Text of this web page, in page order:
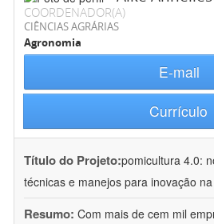
COORDENADOR(A)
CIÊNCIAS AGRÁRIAS
Agronomia
E-mail
Currículo
Título do Projeto:pomicultura 4.0:
técnicas e manejos para inovação
Resumo: Com mais de cem mil